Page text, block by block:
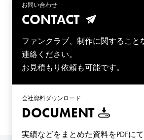
お問い合わせ
CONTACT
ファンクラブ、制作に関すること
連絡ください。
お見積もり依頼も可能です。
会社資料ダウンロード
DOCUMENT
実績などをまとめた資料をPDFに